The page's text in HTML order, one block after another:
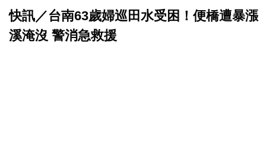
快訊／台南63歲婦巡田水受困！便橋遭暴漲
溪淹沒 警消急救援